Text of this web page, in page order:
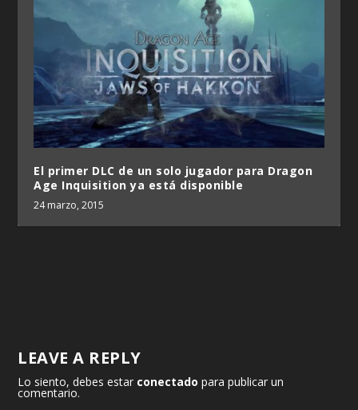
El primer DLC de un solo jugador para Dragon
Age Inquisition ya está disponible
24 marzo, 2015
LEAVE A REPLY
Lo siento, debes estar conectado para publicar un
comentario.